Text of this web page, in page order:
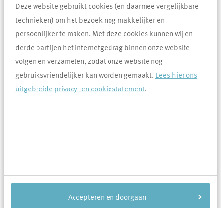
Deze website gebruikt cookies (en daarmee vergelijkbare
technieken) om het bezoek nog makkelijker en
persoonlijker te maken. Met deze cookies kunnen wij en
derde partijen het internetgedrag binnen onze website
volgen en verzamelen, zodat onze website nog
gebruiksvriendelijker kan worden gemaakt. Lees hier ons
uitgebreide privacy- en cookiestatement.
Accepteren en doorgaan
Houd je woning koel tijdens warme dagen